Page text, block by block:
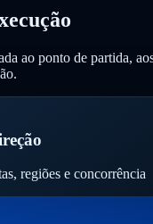
ao ponto de partida,
regiões e concorrência